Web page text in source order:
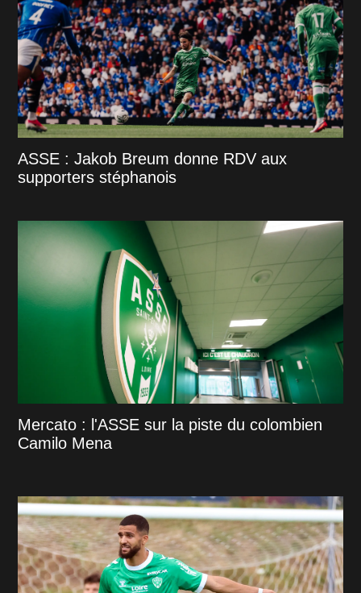
ASSE : Jakob Breum donne RDV aux
supporters stéphanois
Mercato : l'ASSE sur la piste du colombien
Camilo Mena